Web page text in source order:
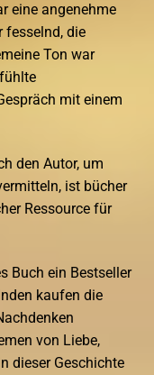
eine angenehme
fesselnd, die
Ton war
mit einem
den Autor, um
ist bücher
Ressource für
Buch ein Bestseller
kaufen die
von Liebe,
dieser Geschichte